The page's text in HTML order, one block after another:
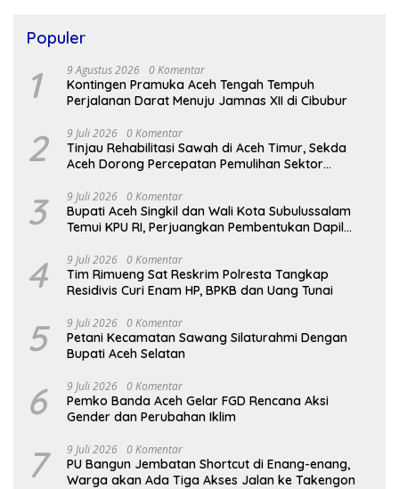
Populer
1 9 Agustus 2026 0 Komentar
Kontingen Pramuka Aceh Tengah Tempuh
Perjalanan Darat Menuju Jamnas XII di Cibubur
2 9 Juli 2026 0 Komentar
Tinjau Rehabilitasi Sawah di Aceh Timur, Sekda
Aceh Dorong Percepatan Pemulihan Sektor
3 9 Juli 2026 0 Komentar
Bupati Aceh Singkil dan Wali Kota Subulussalam
Temui KPU RI, Perjuangkan Pembentukan Dapil
4 9 Juli 2026 0 Komentar
Tim Rimueng Sat Reskrim Polresta Tangkap
Residivis Curi Enam HP, BPKB dan Uang Tunai
5 9 Juli 2026 0 Komentar
Petani Kecamatan Sawang Silaturahmi Dengan
Bupati Aceh Selatan
6 9 Juli 2026 0 Komentar
Pemko Banda Aceh Gelar FGD Rencana Aksi
Gender dan Perubahan Iklim
7 9 Juli 2026 0 Komentar
PU Bangun Jembatan Shortcut di Enang-enang,
Warga akan Ada Tiga Akses Jalan ke Takengon